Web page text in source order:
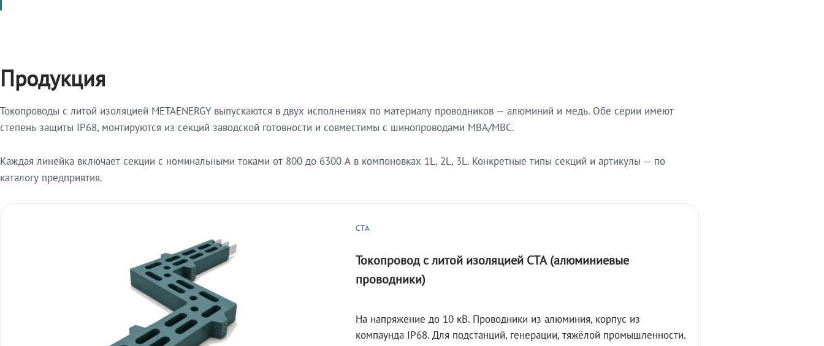
Продукция
Токопроводы с литой изоляцией METAENERGY выпускаются в двух исполнениях по материалу проводников — алюминий и медь. Обе серии имеют
степень защиты IP68, монтируются из секций заводской готовности и совместимы с шинопроводами МВА/МВС.
Каждая линейка включает секции с номинальными токами от 800 до 6300 А в компоновках 1L, 2L, 3L. Конкретные типы секций и артикулы — по
каталогу предприятия.
СТА
Токопровод с литой изоляцией СТА (алюминиевые
проводники)
На напряжение до 10 кВ. Проводники из алюминия, корпус из
компаунда IP68. Для подстанций, генерации, тяжёлой промышленности.